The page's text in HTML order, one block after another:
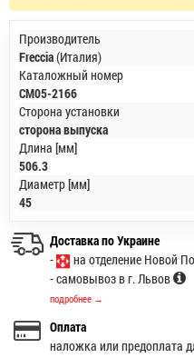
Производитель
Freccia(Италия)
Каталожный номер
CM05-2166
Сторона установки
сторона выпуска
Длина [мм]
506.3
Диаметр [мм]
45
Доставка по Украине
-
на отделение Новой
- самовывоз в г. Львов
подробнее →
Оплата
наложка или предоплата